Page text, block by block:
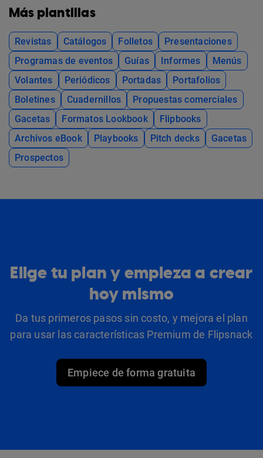
Más plantillas
Revistas Catálogos Folletos
Presentaciones
Programas de eventos
Guías Informes
Menús
Volantes
Periódicos Portadas
Portafolios
Boletines
Cuadernillos
Propuestas comerciales
Gacetas
Formatos Lookbook
Flipbooks
Archivos eBook
Playbooks Pitch decks
Gacetas
Prospectos
Elige tu plan y empieza a crear
hoy mismo
Da tus primeros pasos sin costo, y mejora el plan
para usar las características Premium de Flipsnack
Empiece de forma gratuita